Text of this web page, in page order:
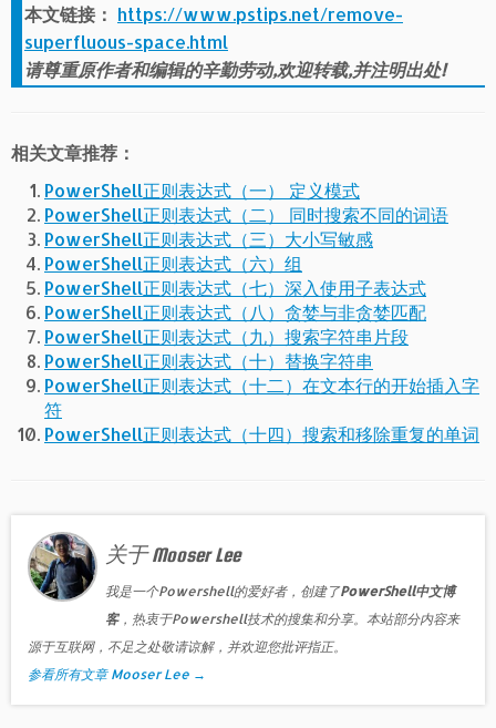
本文链接： https://www.pstips.net/remove-
superfluous-space.html
请尊重原作者和编辑的辛勤劳动,欢迎转载,并注明出处!
相关文章推荐：
PowerShell正则表达式（一） 定义模式
PowerShell正则表达式（二） 同时搜索不同的词语
PowerShell正则表达式（三）大小写敏感
PowerShell正则表达式（六）组
PowerShell正则表达式（七）深入使用子表达式
PowerShell正则表达式（八）贪婪与非贪婪匹配
PowerShell正则表达式（九）搜索字符串片段
PowerShell正则表达式（十）替换字符串
PowerShell正则表达式（十二）在文本行的开始插入字
符
PowerShell正则表达式（十四）搜索和移除重复的单词
关于 Mooser Lee
我是一个Powershell的爱好者，创建了PowerShell中文博
客，热衷于Powershell技术的搜集和分享。本站部分内容来
源于互联网，不足之处敬请谅解，并欢迎您批评指正。
参看所有文章 Mooser Lee →